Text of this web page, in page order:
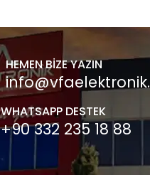
HEMEN BİZE YAZIN
WHATSAPP DESTEK
+90 332 235 18 88